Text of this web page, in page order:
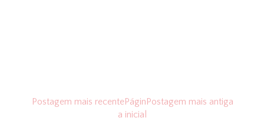
Postagem mais recente Postagem mais antiga
Págin
a inicial